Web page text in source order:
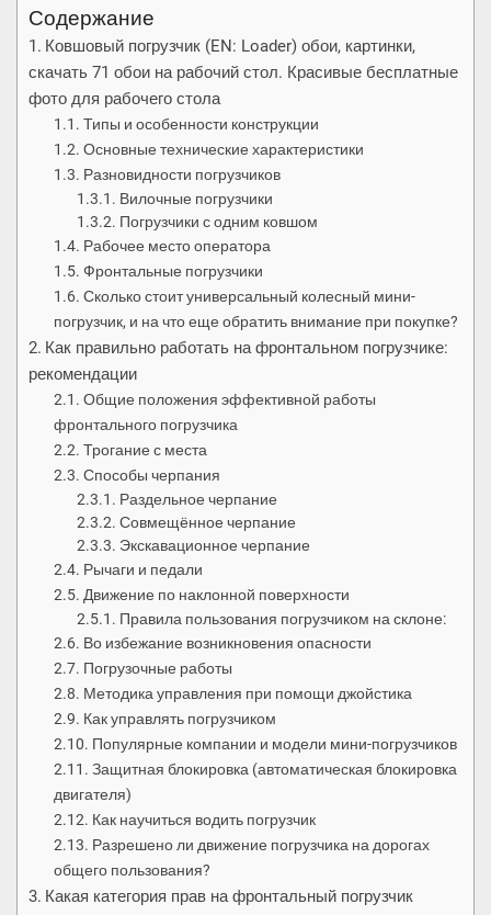
Содержание
Ковшовый погрузчик (EN: Loader) обои, картинки,
скачать 71 обои на рабочий стол. Красивые бесплатные
фото для рабочего стола
Типы и особенности конструкции
Основные технические характеристики
Разновидности погрузчиков
Вилочные погрузчики
Погрузчики с одним ковшом
Рабочее место оператора
Фронтальные погрузчики
Сколько стоит универсальный колесный мини-
погрузчик, и на что еще обратить внимание при покупке?
Как правильно работать на фронтальном погрузчике:
рекомендации
Общие положения эффективной работы
фронтального погрузчика
Трогание с места
Способы черпания
Раздельное черпание
Совмещённое черпание
Экскавационное черпание
Рычаги и педали
Движение по наклонной поверхности
Правила пользования погрузчиком на склоне:
Во избежание возникновения опасности
Погрузочные работы
Методика управления при помощи джойстика
Как управлять погрузчиком
Популярные компании и модели мини-погрузчиков
Защитная блокировка (автоматическая блокировка
двигателя)
Как научиться водить погрузчик
Разрешено ли движение погрузчика на дорогах
общего пользования?
Какая категория прав на фронтальный погрузчик